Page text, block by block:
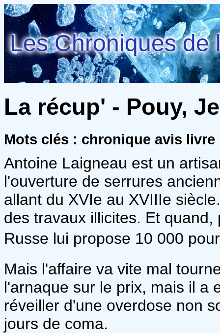
Les Chroniques de
La récup' - Pouy,
Mots clés : chronique avis livre
Antoine Laigneau est un
l'ouverture de serrures
allant du XVIe au XVIIIe
des travaux illicites. Et
Russe lui propose 10 000
Mais l'affaire va vite mal
l'arnaque sur le prix, mais il a
réveiller d'une overdose non
jours de coma.